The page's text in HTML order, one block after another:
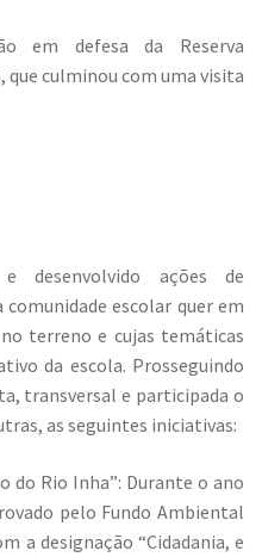
em defesa da Reserva
culminou com uma visita
desenvolvido ações de
escolar quer em
terreno e cujas temáticas
da escola. Prosseguindo
transversal e participada o
as seguintes iniciativas:
do Rio Inha”: Durante o ano
pelo Fundo Ambiental
a designação “Cidadania, e